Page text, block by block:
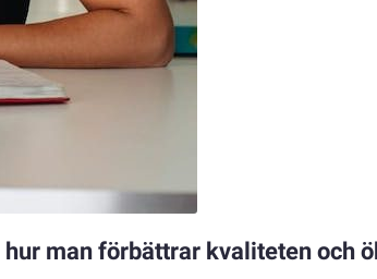
man förbättrar kvaliteten och